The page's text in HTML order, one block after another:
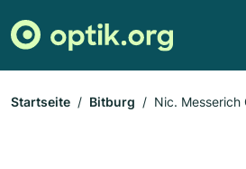
Startseite Bitburg
Nic.